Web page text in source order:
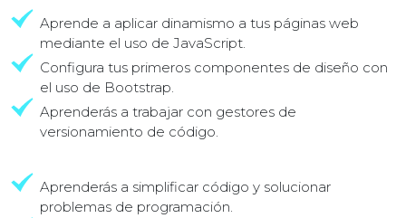
Aprende a aplicar dinamismo a tus páginas web
mediante el uso de JavaScript.
Configura tus primeros componentes de diseño con
el uso de Bootstrap.
Aprenderás a trabajar con gestores de
versionamiento de código.
Aprenderás a simplificar código y solucionar
problemas de programación.